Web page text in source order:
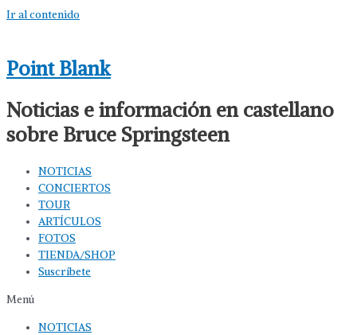
Ir al contenido
Point Blank
Noticias e información en castellano
sobre Bruce Springsteen
NOTICIAS
CONCIERTOS
TOUR
ARTÍCULOS
FOTOS
TIENDA/SHOP
Suscríbete
Menú
NOTICIAS